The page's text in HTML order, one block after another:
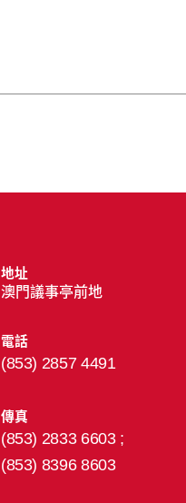
地址
澳門議事亭前地
電話
(853) 2857 4491
傳真
(853) 2833 6603 ;
(853) 8396 8603